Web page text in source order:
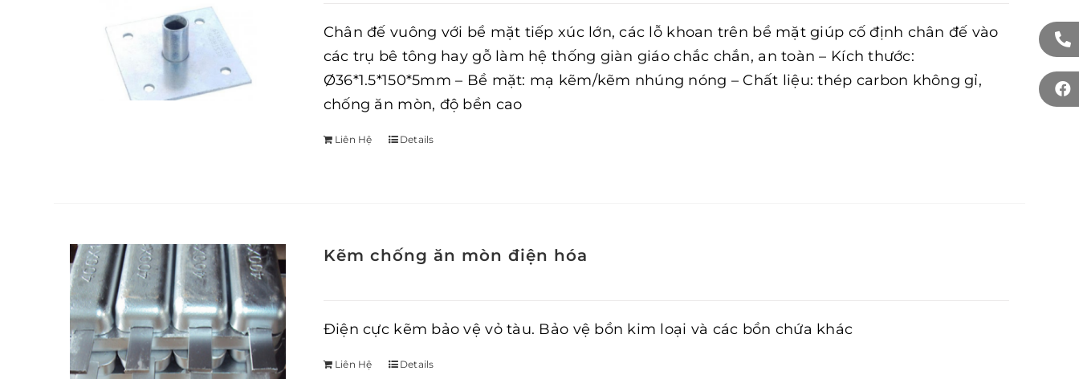
Chân đế vuông với bề mặt tiếp xúc lớn, các lỗ khoan trên bề mặt giúp cố định chân đế vào
các trụ bê tông hay gỗ làm hệ thống giàn giáo chắc chắn, an toàn – Kích thước:
Ø36*1.5*150*5mm – Bề mặt: mạ kẽm/kẽm nhúng nóng – Chất liệu: thép carbon không gỉ,
chống ăn mòn, độ bền cao
Liên Hệ Details
Kẽm chống ăn mòn điện hóa
Điện cực kẽm bảo vệ vỏ tàu. Bảo vệ bồn kim loại và các bồn chứa khác
Liên Hệ Details